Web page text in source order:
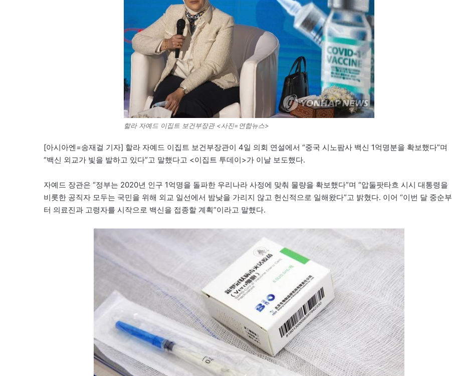
할라 자예드 이집트 보건부장관 <사진=연합뉴스>
[아시아엔=송재걸 기자] 할라 자예드 이집트 보건부장관이 4일 의회 연설에서 “중국 시노팜사 백신 1억명분을 확보했다”며
“백신 외교가 빛을 발하고 있다”고 말했다고 <이집트 투데이>가 이날 보도했다.
자예드 장관은 “정부는 2020년 인구 1억명을 돌파한 우리나라 사정에 맞춰 물량을 확보했다”며 “압둘팟타흐 시시 대통령을
비롯한 공직자 모두는 국민을 위해 외교 일선에서 밤낮을 가리지 않고 헌신적으로 일해왔다”고 밝혔다. 이어 “이번 달 중순부
터 의료진과 고령자를 시작으로 백신을 접종할 계획”이라고 말했다.